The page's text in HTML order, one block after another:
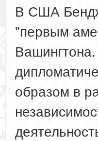
В США
"первым
образом в